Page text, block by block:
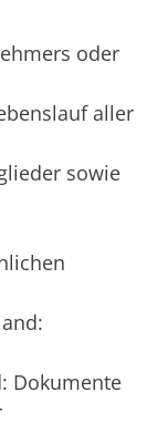
oder
aller
sowie
Dokumente